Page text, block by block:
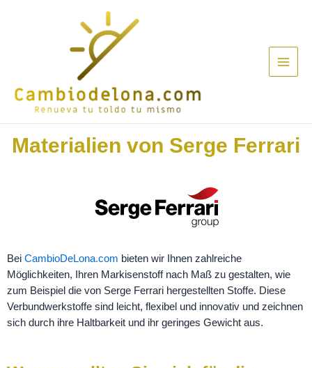
Materialien von Serge Ferrari
Bei CambioDeLona.com bieten wir Ihnen zahlreiche
Möglichkeiten, Ihren Markisenstoff nach Maß zu gestalten, wie
zum Beispiel die von Serge Ferrari hergestellten Stoffe. Diese
Verbundwerkstoffe sind leicht, flexibel und innovativ und zeichnen
sich durch ihre Haltbarkeit und ihr geringes Gewicht aus.